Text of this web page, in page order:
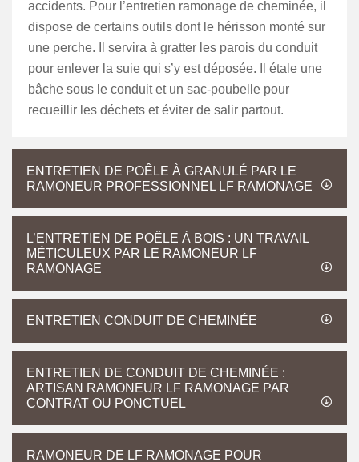
accidents. Pour l’entretien ramonage de cheminée, il
dispose de certains outils dont le hérisson monté sur
une perche. Il servira à gratter les parois du conduit
pour enlever la suie qui s’y est déposée. Il étale une
bâche sous le conduit et un sac-poubelle pour
recueillir les déchets et éviter de salir partout.
ENTRETIEN DE POÊLE À GRANULÉ PAR LE
RAMONEUR PROFESSIONNEL LF RAMONAGE
L’ENTRETIEN DE POÊLE À BOIS : UN TRAVAIL
MÉTICULEUX PAR LE RAMONEUR LF
RAMONAGE
ENTRETIEN CONDUIT DE CHEMINÉE
ENTRETIEN DE CONDUIT DE CHEMINÉE :
ARTISAN RAMONEUR LF RAMONAGE PAR
CONTRAT OU PONCTUEL
RAMONEUR DE LF RAMONAGE POUR